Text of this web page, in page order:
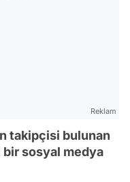
Reklam
takipçisi bulunan
sosyal medya